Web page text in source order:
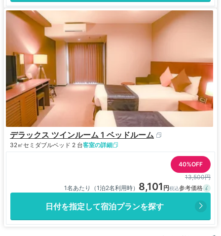
デラックス ツインルーム 1 ベッドルーム
32㎡セミダブルベッド 2 台客室の詳細
40%OFF
13,500円
1名あたり（1泊2名利用時） 8,101
日付を指定して宿泊プランを探す